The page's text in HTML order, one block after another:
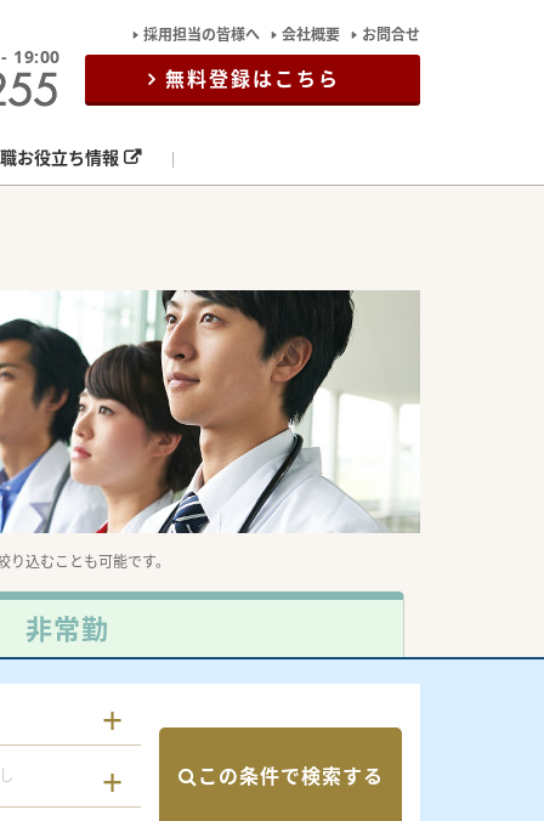
19:00
採用担当の皆様へ 会社概要 お問合せ
無料登録はこちら
お役立ち情報
込むことも可能です。
非常勤
この条件で検索する